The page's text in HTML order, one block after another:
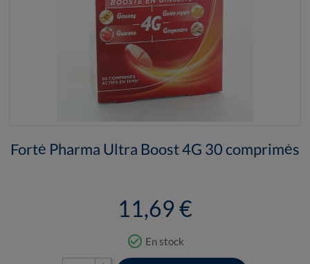
Forté Pharma Ultra Boost 4G 30 comprimés
11,69 €
check_circle_outline En stock